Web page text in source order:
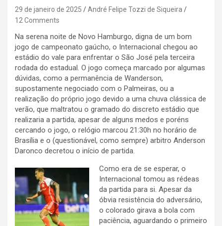
29 de janeiro de 2025
André Felipe Tozzi de Siqueira
12 Comments
Na serena noite de Novo Hamburgo, digna de um bom
jogo de campeonato gaúcho, o Internacional chegou ao
estádio do vale para enfrentar o São José pela terceira
rodada do estadual. O jogo começa marcado por algumas
dúvidas, como a permanência de Wanderson,
supostamente negociado com o Palmeiras, ou a
realização do próprio jogo devido a uma chuva clássica de
verão, que maltratou o gramado do discreto estádio que
realizaria a partida, apesar de alguns medos e poréns
cercando o jogo, o relógio marcou 21:30h no horário de
Brasília e o (questionável, como sempre) arbitro Anderson
Daronco decretou o início de partida.
Como era de se esperar, o
Internacional tomou as rédeas
da partida para si. Apesar da
óbvia resistência do adversário,
o colorado girava a bola com
paciência, aguardando o primeiro